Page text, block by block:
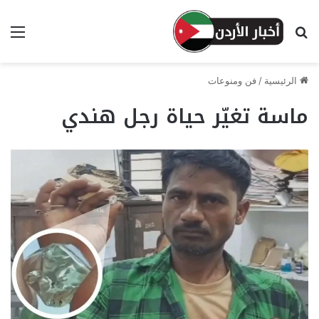
بحث عن
الرئيسية / فن ومنوعات
ماسة تغيّر حياة رجل هندي